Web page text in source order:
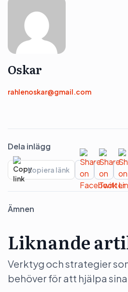
Oskar
rahlenoskar@gmail.com
Dela inlägg
Kopiera länk
Ämnen
Liknande
Verktyg och strategier
behöver för att hjälpa